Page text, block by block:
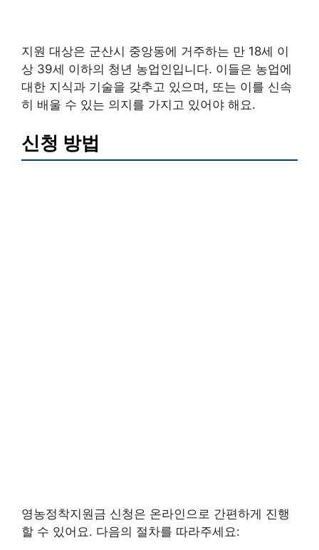
지원 대상은 군산시 중앙동에 거주하는 만 18세 이
상 39세 이하의 청년 농업인입니다. 이들은 농업에
대한 지식과 기술을 갖추고 있으며, 또는 이를 신속
히 배울 수 있는 의지를 가지고 있어야 해요.
신청 방법
영농정착지원금 신청은 온라인으로 간편하게 진행
할 수 있어요. 다음의 절차를 따라주세요: